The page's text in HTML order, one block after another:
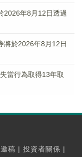
2026年8月12日透過
將於2026年8月12日
當行為取得13年取
稿 | 投資者關係 |